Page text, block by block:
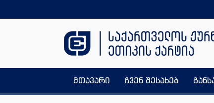
მთავარი ჩვენ შესახებ